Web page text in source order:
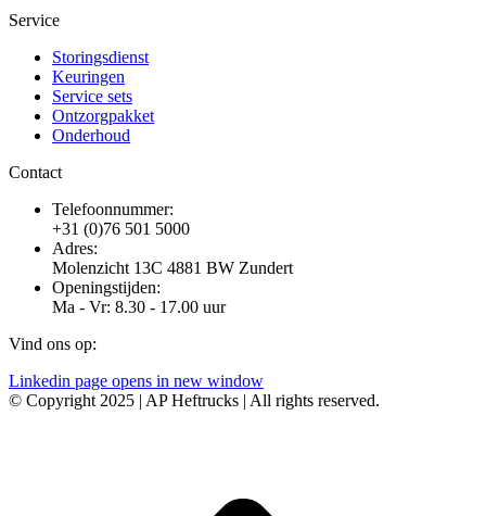
Service
Storingsdienst
Keuringen
Service sets
Ontzorgpakket
Onderhoud
Contact
Telefoonnummer:
+31 (0)76 501 5000
Adres:
Molenzicht 13C 4881 BW Zundert
Openingstijden:
Ma - Vr: 8.30 - 17.00 uur
Vind ons op:
Linkedin page opens in new window
© Copyright 2025 | AP Heftrucks | All rights reserved.